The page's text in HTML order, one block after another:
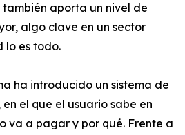
aporta un nivel de
algo clave en un sector
lo es todo.
ha introducido un sistema de
el que el usuario sabe en
va a pagar y por qué. Frente a